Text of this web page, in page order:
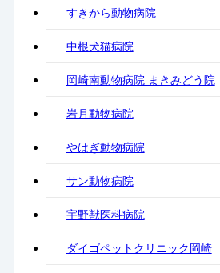
すきから動物病院
中根犬猫病院
岡崎南動物病院 まきみどう院
岩月動物病院
やはぎ動物病院
サン動物病院
宇野獣医科病院
ダイゴペットクリニック岡崎